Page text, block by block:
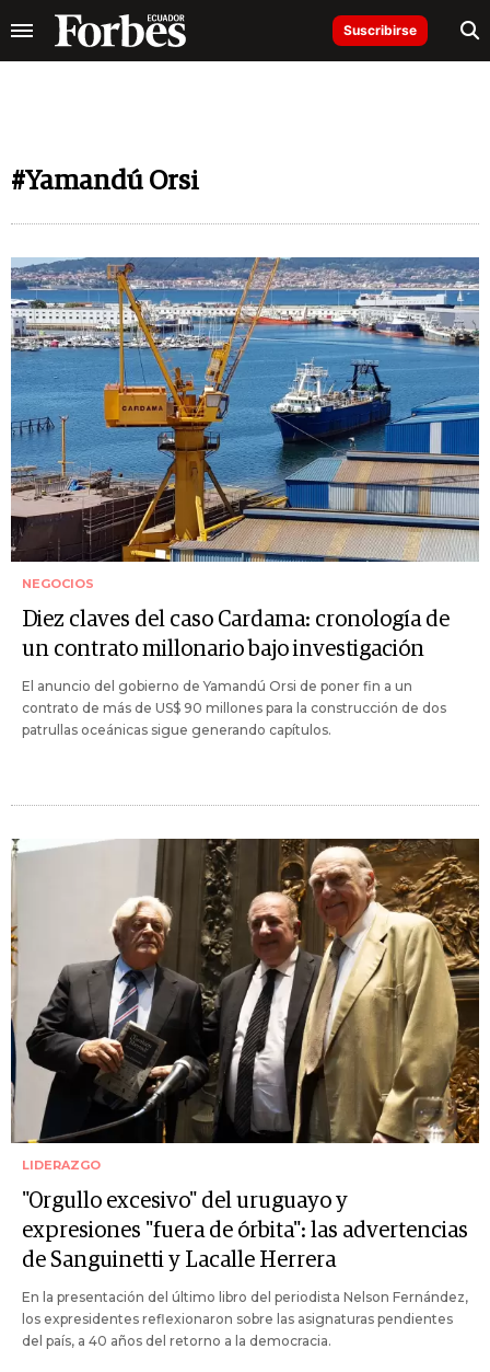
Suscribirse
#Yamandú Orsi
NEGOCIOS
Diez claves del caso Cardama: cronología de
un contrato millonario bajo investigación
El anuncio del gobierno de Yamandú Orsi de poner fin a un
contrato de más de US$ 90 millones para la construcción de dos
patrullas oceánicas sigue generando capítulos.
LIDERAZGO
"Orgullo excesivo" del uruguayo y
expresiones "fuera de órbita": las advertencias
de Sanguinetti y Lacalle Herrera
En la presentación del último libro del periodista Nelson Fernández,
los expresidentes reflexionaron sobre las asignaturas pendientes
del país, a 40 años del retorno a la democracia.